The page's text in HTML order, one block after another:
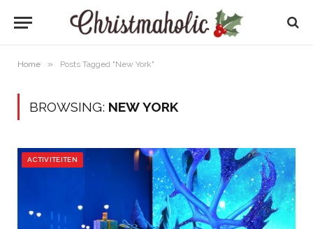
Home » Posts Tagged "New York"
BROWSING: NEW YORK
ACTIVITEITEN